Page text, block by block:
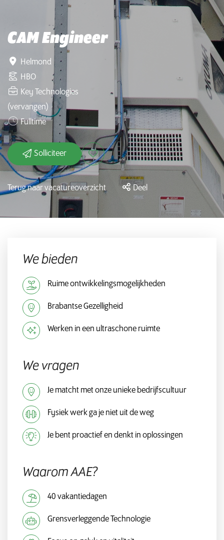
CAM Engineer
Helmond
HBO
Key Technologies
(vervangen)
Fulltime
Solliciteer
Terug naar vacatureoverzicht Deel
We bieden
Ruime ontwikkelingsmogelijkheden
Brabantse Gezelligheid
Werken in een ultraschone ruimte
We vragen
Je matcht met onze unieke bedrijfscultuur
Fysiek werk ga je niet uit de weg
Je bent proactief en denkt in oplossingen
Waarom AAE?
40 vakantiedagen
Grensverleggende Technologie